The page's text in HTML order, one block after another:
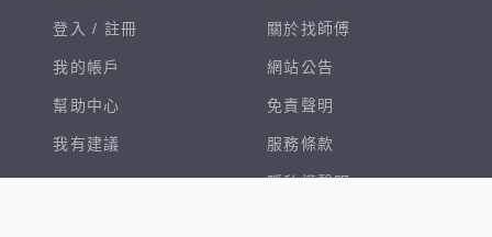
登入 / 註冊
我的帳戶
幫助中心
我有建議
關於找師傅
網站公告
免責聲明
服務條款
隱私權聲明